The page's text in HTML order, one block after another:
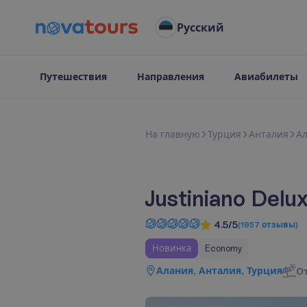
Русский
Путешествия Направления Авиабилеты
На главную Турция Анталия
Justiniano
4.5/5(1957 отзывы)
Новинка Economy
Алания, Анталия, Турция